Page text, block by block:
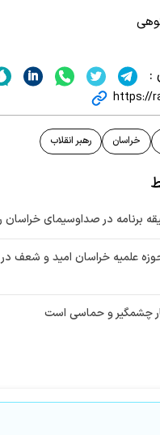
:
https://
خراسان رهبر انقلاب
علمیه خراسان امید و شعف
چشمگیر و حماسی است